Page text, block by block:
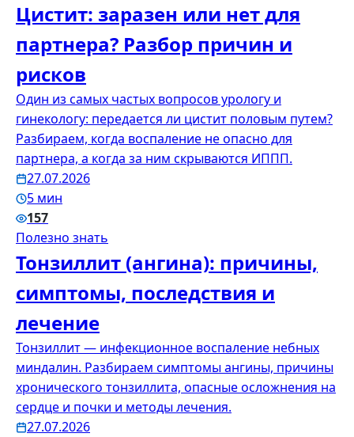
Цистит: заразен или нет для
партнера? Разбор причин и
рисков
Один из самых частых вопросов урологу и
гинекологу: передается ли цистит половым путем?
Разбираем, когда воспаление не опасно для
партнера, а когда за ним скрываются ИППП.
27.07.2026
5 мин
157
Полезно знать
Тонзиллит (ангина): причины,
симптомы, последствия и
лечение
Тонзиллит — инфекционное воспаление небных
миндалин. Разбираем симптомы ангины, причины
хронического тонзиллита, опасные осложнения на
сердце и почки и методы лечения.
27.07.2026